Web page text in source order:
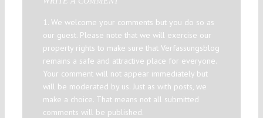
1. We welcome your comments but you do so as
our guest. Please note that we will exercise our
property rights to make sure that Verfassungsblog
remains a safe and attractive place for everyone.
Your comment will not appear immediately but
will be moderated by us. Just as with posts, we
make a choice. That means not all submitted
comments will be published.